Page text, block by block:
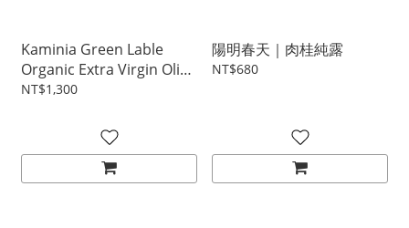
Kaminia Green Lable
Organic Extra Virgin Olive
Oil
NT$1,300
陽明春天｜肉桂純露
NT$680